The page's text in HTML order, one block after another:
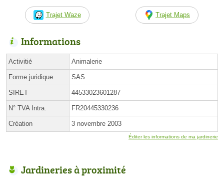
Trajet Waze Trajet Maps
Informations
Activitié Animalerie
Forme juridique SAS
SIRET 44533023601287
N° TVA Intra. FR20445330236
Création 3 novembre 2003
Éditer les informations de ma jardinerie
Jardineries à proximité